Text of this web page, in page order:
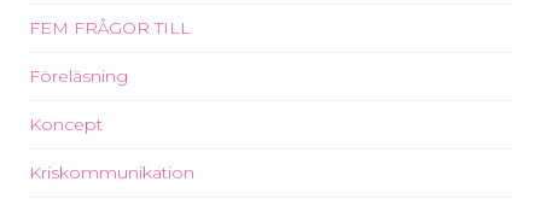
FEM FRÅGOR TILL
Föreläsning
Koncept
Kriskommunikation